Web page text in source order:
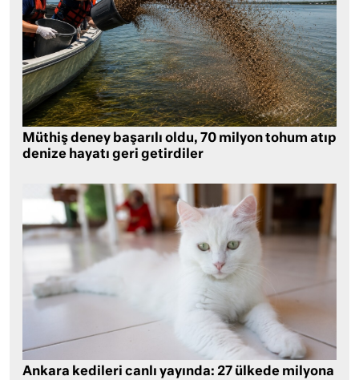
Müthiş deney başarılı oldu, 70 milyon tohum atıp
denize hayatı geri getirdiler
Ankara kedileri canlı yayında: 27 ülkede milyona